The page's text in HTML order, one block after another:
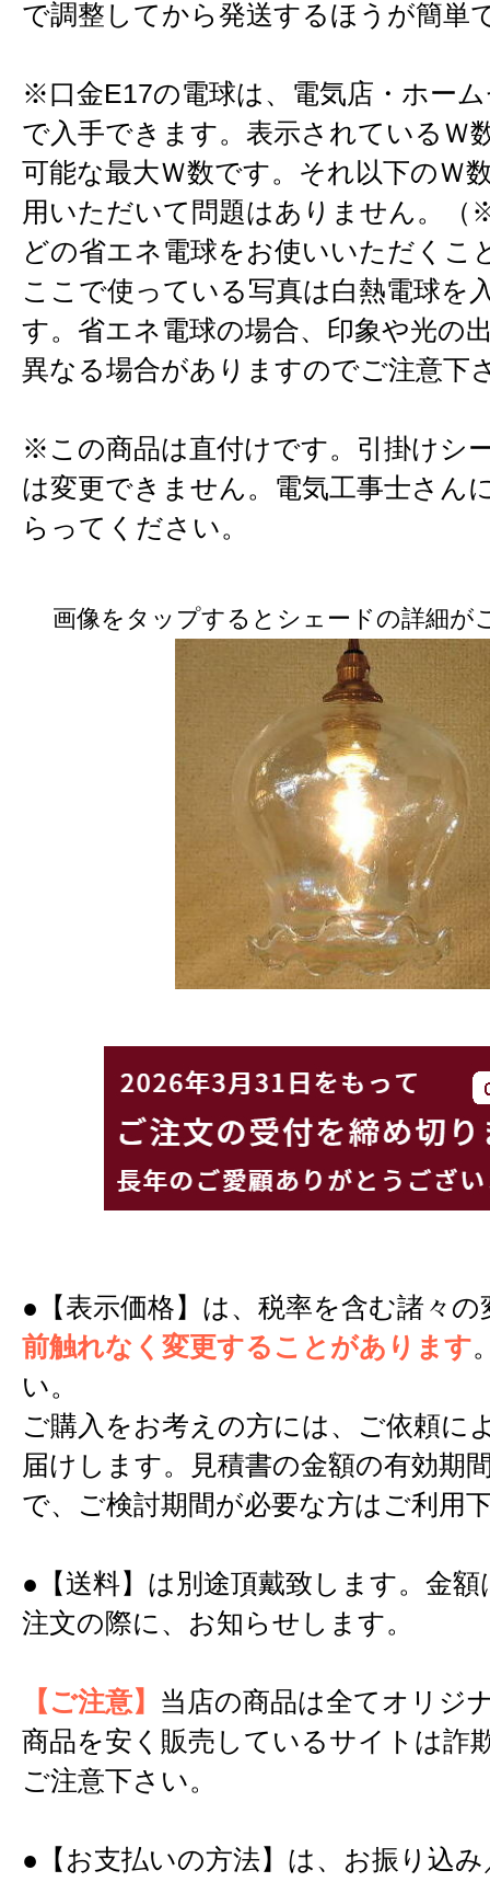
で調整してから発送するほうが簡単
※口金E17の電球は、電気店・ホー
で入手できます。表示されているＷ
可能な最大Ｗ数です。それ以下のＷ
用いただいて問題はありません。（
どの省エネ電球をお使いいただくこ
ここで使っている写真は白熱電球を
す。省エネ電球の場合、印象や光の
異なる場合がありますのでご注意下
※この商品は直付けです。引掛けシ
は変更できません。電気工事士さん
らってください。
画像をタップするとシェードの詳細が
●【表示価格】は、税率を含む諸々
前触れなく変更することがあります
い。
ご購入をお考えの方には、ご依頼に
届けします。見積書の金額の有効期
で、ご検討期間が必要な方はご利用
●【送料】は別途頂戴致します。金
注文の際に、お知らせします。
【ご注意】 当店の商品は全てオリジ
商品を安く販売しているサイトは詐
ご注意下さい。
●【お支払いの方法】は、お振り込